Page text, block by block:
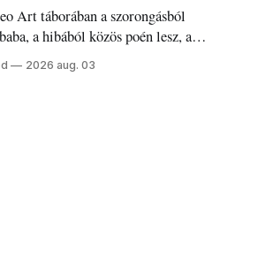
Art táborában a szorongásból
a hibából közös poén lesz, a
pedig újra és újra
egymáshoz.
2026 aug. 03